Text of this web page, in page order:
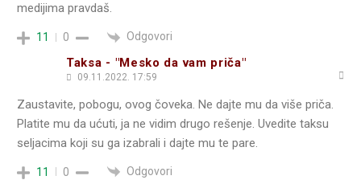
medijima pravdaš.
11 0 Odgovori
Taksa - "Mesko da vam priča"
09.11.2022. 17:59
Zaustavite, pobogu, ovog čoveka. Ne dajte mu da više priča.
Platite mu da ućuti, ja ne vidim drugo rešenje. Uvedite taksu
seljacima koji su ga izabrali i dajte mu te pare.
11 0 Odgovori